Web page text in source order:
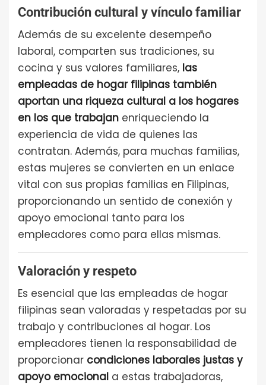
Contribución cultural y vínculo familiar
Además de su excelente desempeño
laboral, comparten sus tradiciones, su
cocina y sus valores familiares, las
empleadas de hogar filipinas también
aportan una riqueza cultural a los hogares
en los que trabajan enriqueciendo la
experiencia de vida de quienes las
contratan. Además, para muchas familias,
estas mujeres se convierten en un enlace
vital con sus propias familias en Filipinas,
proporcionando un sentido de conexión y
apoyo emocional tanto para los
empleadores como para ellas mismas.
Valoración y respeto
Es esencial que las empleadas de hogar
filipinas sean valoradas y respetadas por su
trabajo y contribuciones al hogar. Los
empleadores tienen la responsabilidad de
proporcionar condiciones laborales justas y
apoyo emocional a estas trabajadoras,